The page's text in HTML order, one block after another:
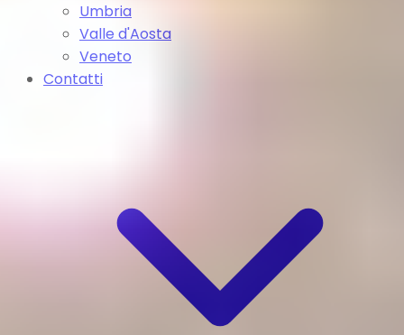
Umbria
Valle d'Aosta
Veneto
Contatti